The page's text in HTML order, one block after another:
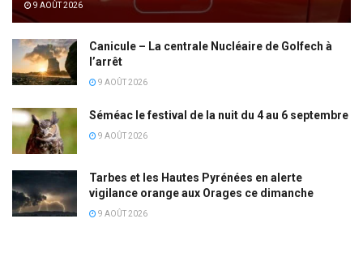
9 AOÛT 2026
Canicule – La centrale Nucléaire de Golfech à
l’arrêt
9 AOÛT 2026
Séméac le festival de la nuit du 4 au 6 septembre
9 AOÛT 2026
Tarbes et les Hautes Pyrénées en alerte
vigilance orange aux Orages ce dimanche
9 AOÛT 2026